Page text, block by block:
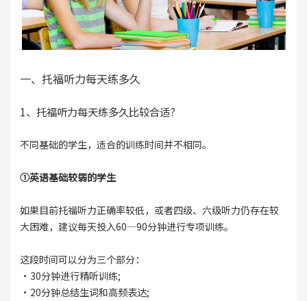
一、托福听力每天练多久
1、托福听力每天练多久比较合适?
不同基础的学生，适合的训练时间并不相同。
①英语基础较弱的学生
如果目前托福听力正确率较低，或者四级、六级听力仍存在较
大困难，建议每天投入60—90分钟进行专项训练。
这段时间可以分为三个部分：
·30分钟进行精听训练;
·20分钟总结生词和高频表达;